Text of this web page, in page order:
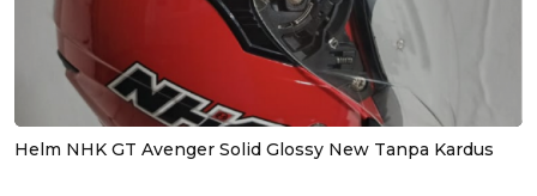
Helm NHK GT Avenger Solid Glossy New Tanpa Kardus